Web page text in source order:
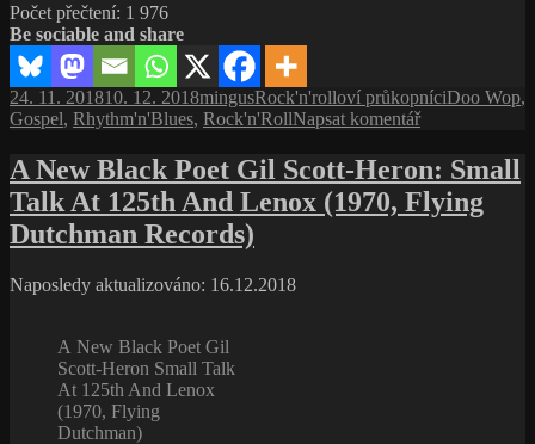
And
The
Teenagers
Počet přečtení: 1 976
Be sociable and share
Publikováno:
24. 11. 201810. 12. 2018Autor:
mingusRubriky:
Rock'n'rolloví průkopníciŠtítky:
Doo Wop,
Gospel, Rhythm'n'Blues, Rock'n'RollNapsat komentářpro
názvem
Frankie
A New Black Poet Gil Scott-Heron: Small
Talk At 125th And Lenox (1970, Flying
Dutchman Records)
Naposledy aktualizováno: 16.12.2018
A New Black Poet Gil
Scott-Heron Small Talk
At 125th And Lenox
(1970, Flying
Dutchman)